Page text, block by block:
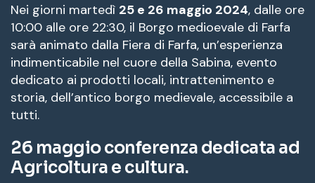
Nei giorni martedì 25 e 26 maggio 2024, dalle ore
10:00 alle ore 22:30, il Borgo medioevale di Farfa
sarà animato dalla Fiera di Farfa, un’esperienza
indimenticabile nel cuore della Sabina, evento
dedicato ai prodotti locali, intrattenimento e
storia, dell’antico borgo medievale, accessibile a
tutti.
26 maggioconferenza dedicata ad
Agricoltura e cultura.